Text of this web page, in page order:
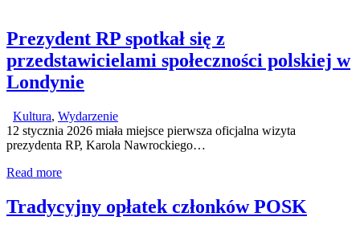
Prezydent RP spotkał się z
przedstawicielami społeczności polskiej w
Londynie
Kultura, Wydarzenie
12 stycznia 2026 miała miejsce pierwsza oficjalna wizyta
prezydenta RP, Karola Nawrockiego…
Read more
Tradycyjny opłatek członków POSK